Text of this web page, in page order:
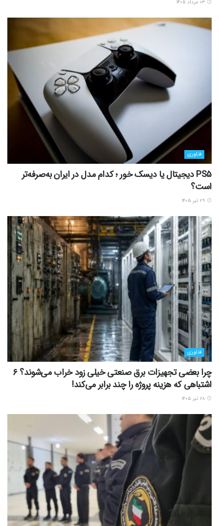
فناوری
PS5 دیجیتال یا دیسک خور ؛ کدام مدل در ایران به‌صرفه‌تر
است؟
فناوری
چرا بعضی تجهیزات برق صنعتی خیلی زود خراب می‌شوند؟ ۶
اشتباهی که هزینه پروژه را چند برابر می‌کند!